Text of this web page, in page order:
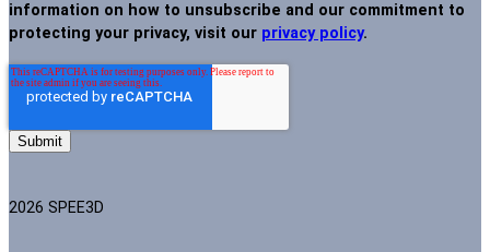
information on how to unsubscribe and our commitment to
protecting your privacy, visit our privacy policy.
2026 SPEE3D